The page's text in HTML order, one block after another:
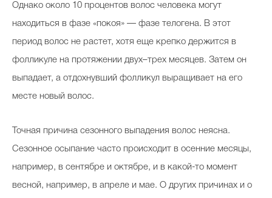
Однако около 10 процентов волос человека могут
находиться в фазе «покоя» — фазе телогена. В этот
период волос не растет, хотя еще крепко держится в
фолликуле на протяжении двух–трех месяцев. Затем он
выпадает, а отдохнувший фолликул выращивает на его
месте новый волос.
Точная причина сезонного выпадения волос неясна.
Сезонное осыпание часто происходит в осенние месяцы,
например, в сентябре и октябре, и в какой-то момент
весной, например, в апреле и мае. О других причинах и о